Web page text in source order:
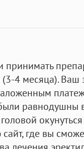
принимать
4 месяца). Ваш
равнодушны
где вы